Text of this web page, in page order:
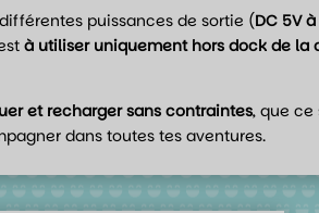
puissances de sortie (DC 5V
à utiliser uniquement hors dock de la
et recharger sans contraintes, que ce
dans toutes tes aventures.